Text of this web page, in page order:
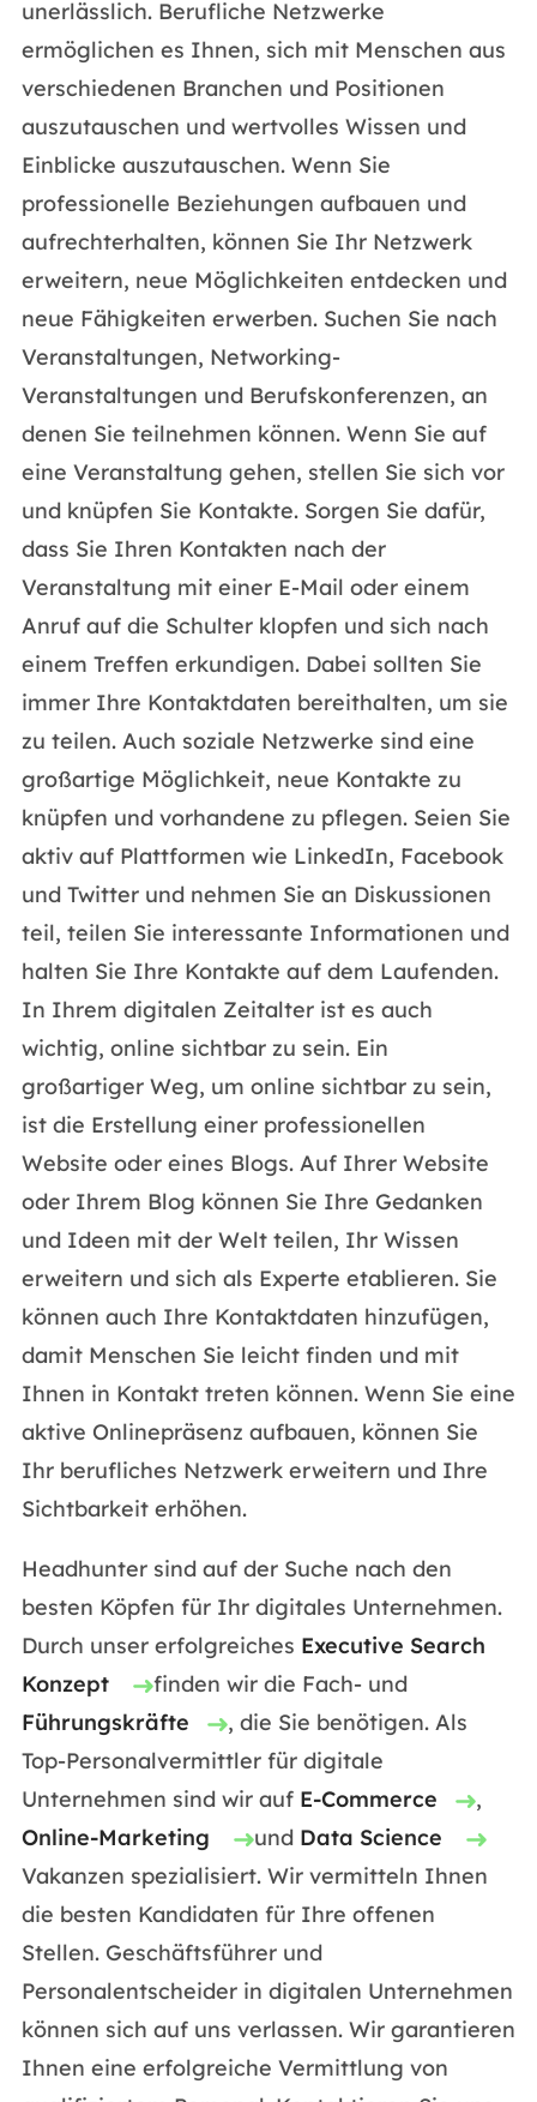
unerlässlich. Berufliche Netzwerke
ermöglichen es Ihnen, sich mit Menschen aus
verschiedenen Branchen und Positionen
auszutauschen und wertvolles Wissen und
Einblicke auszutauschen. Wenn Sie
professionelle Beziehungen aufbauen und
aufrechterhalten, können Sie Ihr Netzwerk
erweitern, neue Möglichkeiten entdecken und
neue Fähigkeiten erwerben. Suchen Sie nach
Veranstaltungen, Networking-
Veranstaltungen und Berufskonferenzen, an
denen Sie teilnehmen können. Wenn Sie auf
eine Veranstaltung gehen, stellen Sie sich vor
und knüpfen Sie Kontakte. Sorgen Sie dafür,
dass Sie Ihren Kontakten nach der
Veranstaltung mit einer E-Mail oder einem
Anruf auf die Schulter klopfen und sich nach
einem Treffen erkundigen. Dabei sollten Sie
immer Ihre Kontaktdaten bereithalten, um sie
zu teilen. Auch soziale Netzwerke sind eine
großartige Möglichkeit, neue Kontakte zu
knüpfen und vorhandene zu pflegen. Seien Sie
aktiv auf Plattformen wie LinkedIn, Facebook
und Twitter und nehmen Sie an Diskussionen
teil, teilen Sie interessante Informationen und
halten Sie Ihre Kontakte auf dem Laufenden.
In Ihrem digitalen Zeitalter ist es auch
wichtig, online sichtbar zu sein. Ein
großartiger Weg, um online sichtbar zu sein,
ist die Erstellung einer professionellen
Website oder eines Blogs. Auf Ihrer Website
oder Ihrem Blog können Sie Ihre Gedanken
und Ideen mit der Welt teilen, Ihr Wissen
erweitern und sich als Experte etablieren. Sie
können auch Ihre Kontaktdaten hinzufügen,
damit Menschen Sie leicht finden und mit
Ihnen in Kontakt treten können. Wenn Sie eine
aktive Onlinepräsenz aufbauen, können Sie
Ihr berufliches Netzwerk erweitern und Ihre
Sichtbarkeit erhöhen.
Headhunter sind auf der Suche nach den
besten Köpfen für Ihr digitales Unternehmen.
Durch unser erfolgreiches Executive Search
Konzept
finden wir die Fach- und
Führungskräfte
, die Sie benötigen. Als
Top-Personalvermittler für digitale
Unternehmen sind wir auf E-Commerce
,
Online-Marketing
und Data Science
Vakanzen spezialisiert. Wir vermitteln Ihnen
die besten Kandidaten für Ihre offenen
Stellen. Geschäftsführer und
Personalentscheider in digitalen Unternehmen
können sich auf uns verlassen. Wir garantieren
Ihnen eine erfolgreiche Vermittlung von